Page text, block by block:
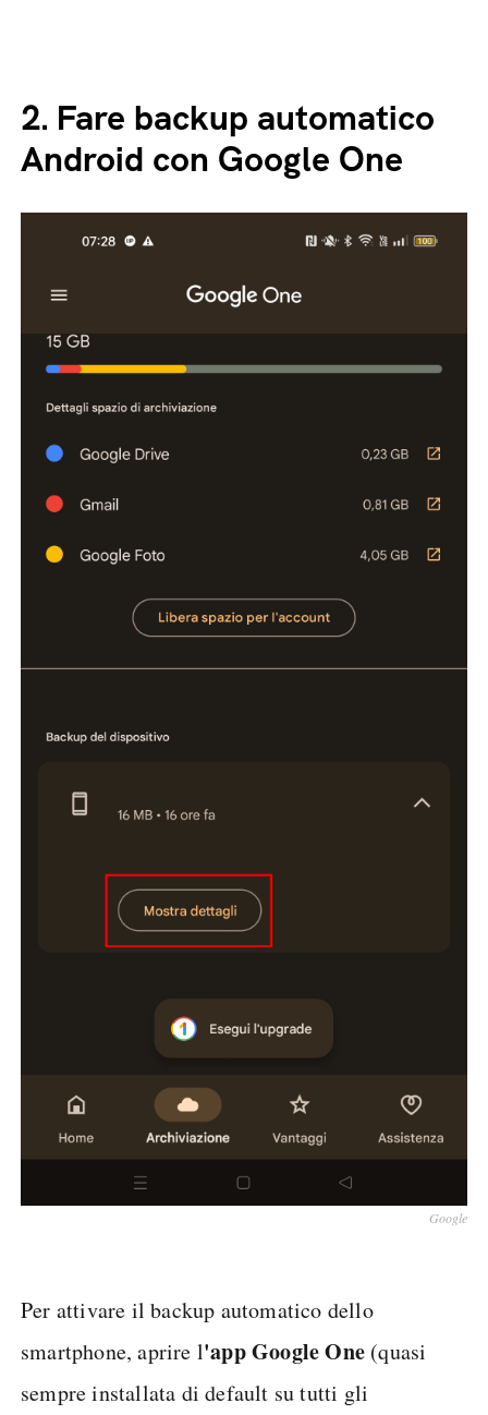
2. Fare backup automatico
Android con Google One
Google
Per attivare il backup automatico dello
smartphone, aprire l'app Google One (quasi
sempre installata di default su tutti gli